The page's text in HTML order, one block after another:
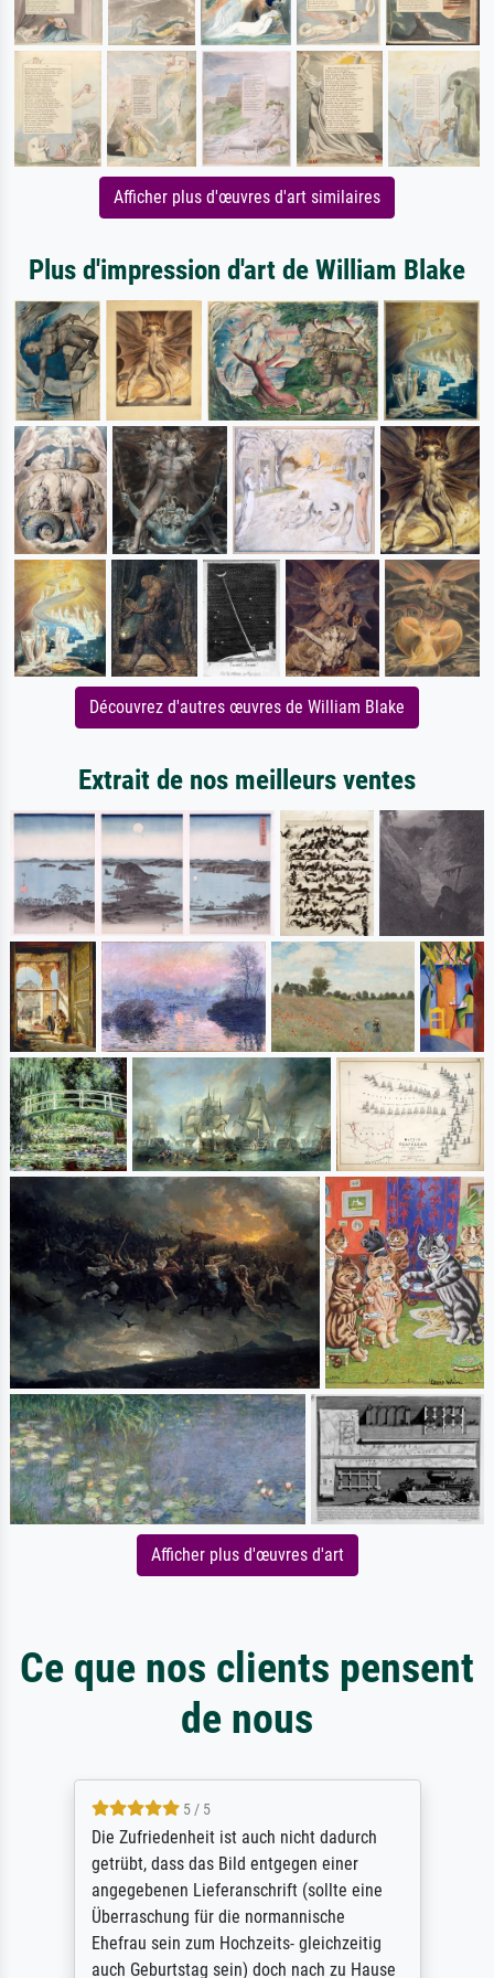
Afficher plus d'œuvres d'art similaires
Plus d'impression d'art de William Blake
Découvrez d'autres œuvres de William Blake
Extrait de nos meilleurs ventes
Afficher plus d'œuvres d'art
Ce que nos clients pensent
de nous
5 / 5
Die Zufriedenheit ist auch nicht dadurch
getrübt, dass das Bild entgegen einer
angegebenen Lieferanschrift (sollte eine
Überraschung für die normannische
Ehefrau sein zum Hochzeits- gleichzeitig
auch Geburtstag sein) doch nach zu Hause